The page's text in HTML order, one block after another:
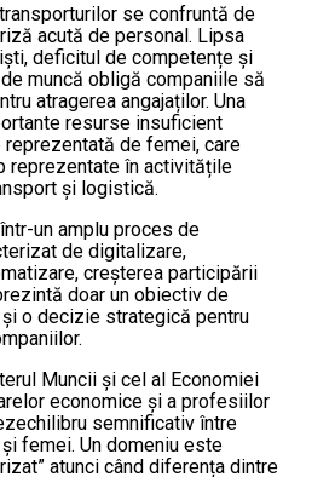
se confruntă de
acută de personal. Lipsa
deficitul de competențe și
muncă obligă companiile să
atragerea angajaților. Una
resurse insuficient
de femei, care
reprezentate în activitățile
și logistică.
un amplu proces de
de digitalizare,
creșterea participării
doar un obiectiv de
o decizie strategică pentru
Muncii și cel al Economiei
economice și a profesiilor
semnificativ între
femei. Un domeniu este
atunci când diferența dintre